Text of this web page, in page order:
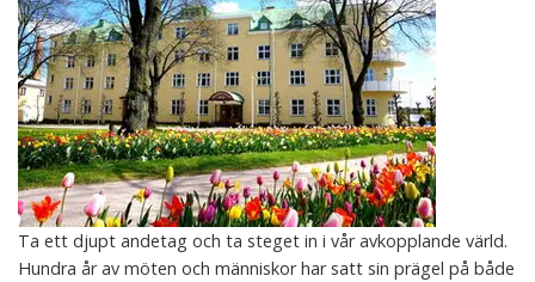
Ta ett djupt andetag och ta steget in i vår avkopplande värld.
Hundra år av möten och människor har satt sin prägel på både